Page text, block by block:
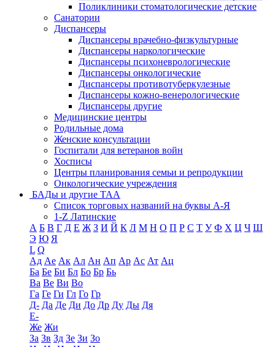
Поликлиники стоматологические детские
Санатории
Диспансеры
Диспансеры врачебно-физкультурные
Диспансеры наркологические
Диспансеры психоневрологические
Диспансеры онкологические
Диспансеры противотуберкулезные
Диспансеры кожно-венерологические
Диспансеры другие
Медицинские центры
Родильные дома
Женские консультации
Госпитали для ветеранов войн
Хосписы
Центры планирования семьи и репродукции
Онкологические учреждения
БАДы и другие ТАА
Список торговых названий на буквы А-Я
1-Z Латинские
А Б В Г Д Е Ж З И Й К Л М Н О П Р С Т У Ф Х Ц Ч Ш
Э Ю Я
L Q
Ад Ае Ак Ал Ан Ап Ар Ас Ат Ац
Ба Бе Би Бл Бо Бр Бь
Ва Ве Ви Во
Га Ге Ги Гл Го Гр
Д- Да Де Ди До Др Ду Ды Дя
Е-
Же Жи
За Зв Зд Зе Зи Зо